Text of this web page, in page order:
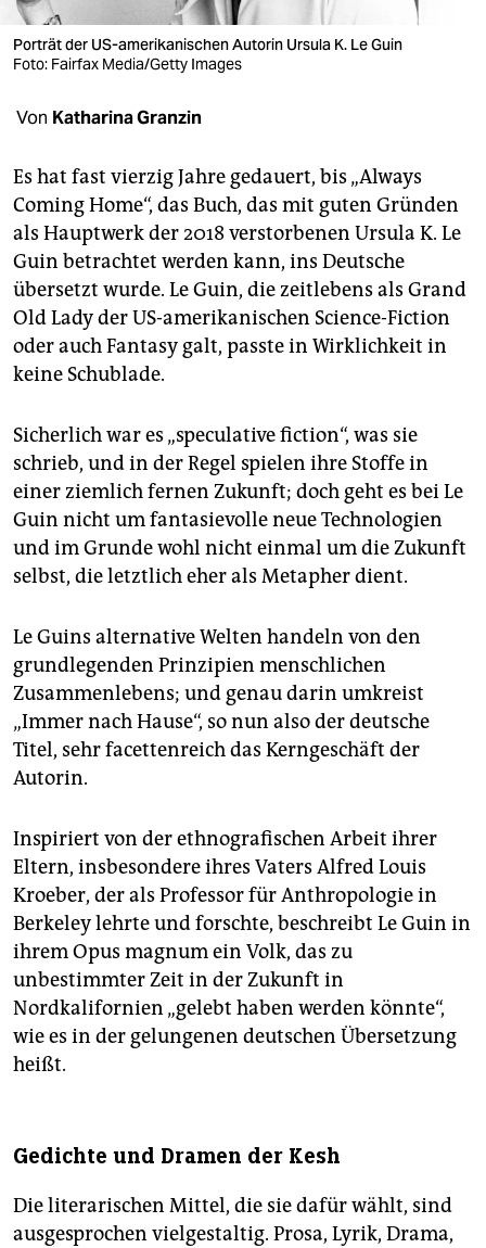
verlag
veranstaltungen
shop
unterstützen
abo
genossenschaft
epaper login
Porträt der US-amerikanischen Autorin Ursula K. Le Guin
Foto: Fairfax Media/Getty Images
Von Katharina Granzin
Es hat fast vierzig Jahre gedauert, bis „Always
Coming Home“, das Buch, das mit guten Gründen
als Hauptwerk der 2018 verstorbenen Ursula K. Le
Guin betrachtet werden kann, ins Deutsche
übersetzt wurde. Le Guin, die zeitlebens als Grand
Old Lady der US-amerikanischen Science-Fiction
oder auch Fantasy galt, passte in Wirklichkeit in
keine Schublade.
Sicherlich war es „speculative fiction“, was sie
schrieb, und in der Regel spielen ihre Stoffe in
einer ziemlich fernen Zukunft; doch geht es bei Le
Guin nicht um fantasievolle neue Technologien
und im Grunde wohl nicht einmal um die Zukunft
selbst, die letztlich eher als Metapher dient.
Le Guins alternative Welten handeln von den
grundlegenden Prinzipien menschlichen
Zusammenlebens; und genau darin umkreist
„Immer nach Hause“, so nun also der deutsche
Titel, sehr facettenreich das Kerngeschäft der
Autorin.
Inspiriert von der ethnografischen Arbeit ihrer
Eltern, insbesondere ihres Vaters Alfred Louis
Kroeber, der als Professor für Anthropologie in
Berke­ley lehrte und forschte, beschreibt Le Guin in
ihrem Opus magnum ein Volk, das zu
unbestimmter Zeit in der Zukunft in
Nordkalifornien „gelebt haben werden könnte“,
wie es in der gelungenen deutschen Übersetzung
heißt.
Gedichte und Dramen der Kesh
Die literarischen Mittel, die sie dafür wählt, sind
ausgesprochen vielgestaltig. Prosa, Lyrik, Drama,